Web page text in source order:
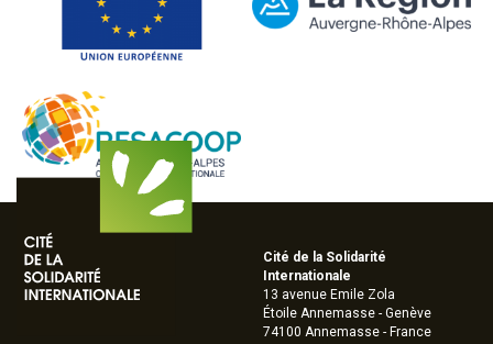
Cité de la Solidarité
Internationale
13 avenue Emile Zola
Étoile Annemasse - Genève
74100 Annemasse - France